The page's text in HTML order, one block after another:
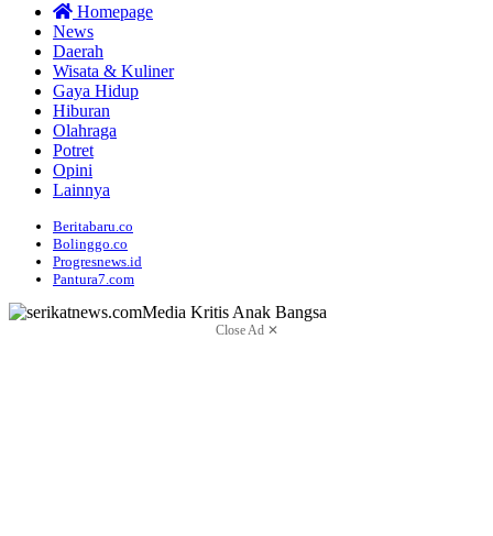
Homepage
News
Daerah
Wisata & Kuliner
Gaya Hidup
Hiburan
Olahraga
Potret
Opini
Lainnya
Beritabaru.co
Bolinggo.co
Progresnews.id
Pantura7.com
Close Ad ✕